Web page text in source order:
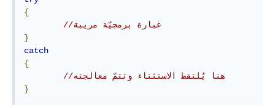
{
//عبارة برمجيّة مريبة
}
catch
{
//هنا يُلتقط الاستثناء وتتمّ معالجته
}